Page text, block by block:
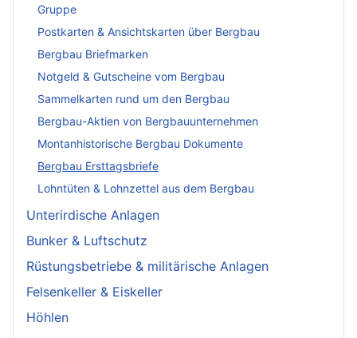
Gruppe
Postkarten & Ansichtskarten über Bergbau
Bergbau Briefmarken
Notgeld & Gutscheine vom Bergbau
Sammelkarten rund um den Bergbau
Bergbau-Aktien von Bergbauunternehmen
Montanhistorische Bergbau Dokumente
Bergbau Ersttagsbriefe
Lohntüten & Lohnzettel aus dem Bergbau
Unterirdische Anlagen
Bunker & Luftschutz
Rüstungsbetriebe & militärische Anlagen
Felsenkeller & Eiskeller
Höhlen